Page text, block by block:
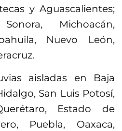
y Aguascalientes;
Michoacán,
Nuevo León,
aisladas en Baja
San Luis Potosí,
Estado de
Puebla, Oaxaca,